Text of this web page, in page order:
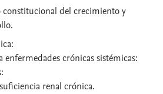
constitucional del crecimiento y
enfermedades crónicas sistémicas:
renal crónica.